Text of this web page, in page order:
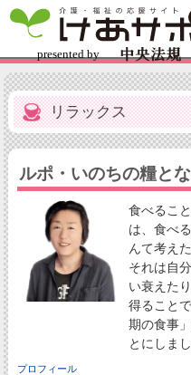
リラックス
ルポ・いのちの糧とな
食べるこ
は、食べ
んて考え
それは自
い衰えた
得ること
期の食事
とにしまし
プロフィール